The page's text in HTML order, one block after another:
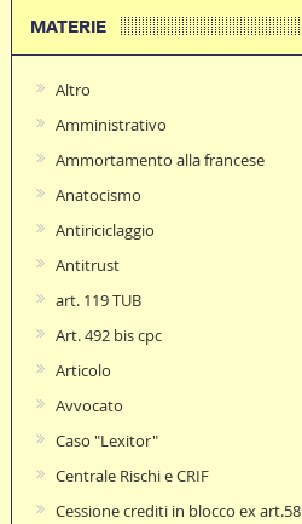
MATERIE
Altro
Amministrativo
Ammortamento alla francese
Anatocismo
Antiriciclaggio
Antitrust
art. 119 TUB
Art. 492 bis cpc
Articolo
Avvocato
Caso "Lexitor"
Centrale Rischi e CRIF
Cessione crediti in blocco ex art.58